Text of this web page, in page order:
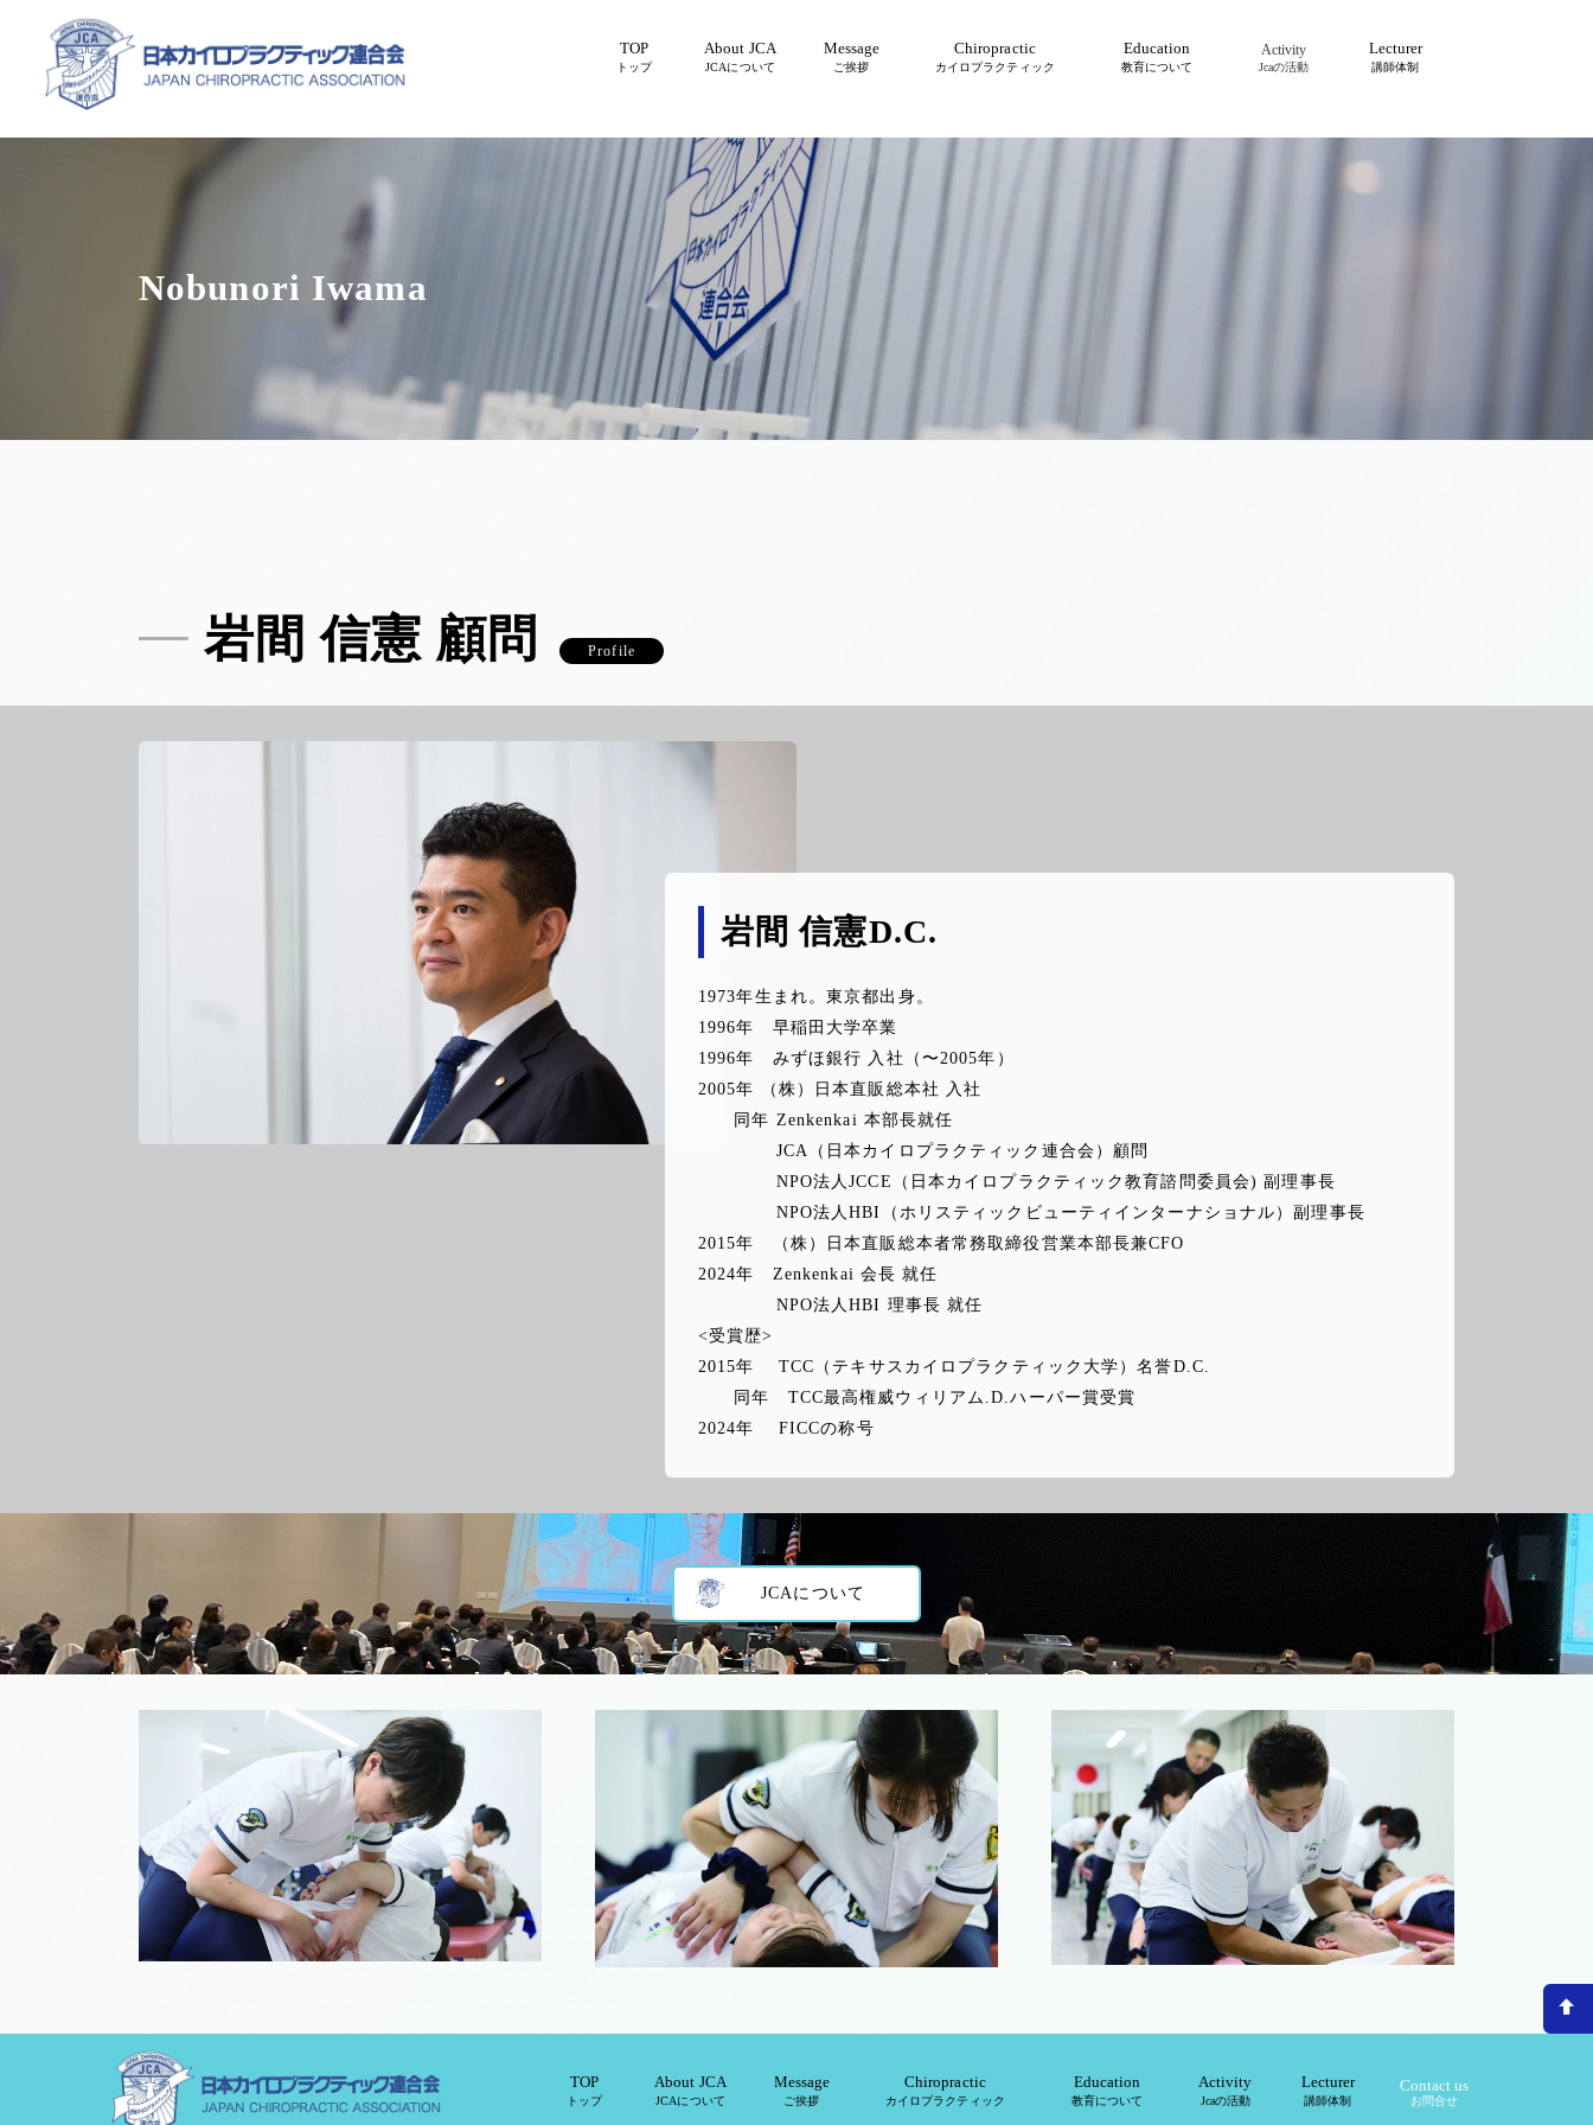
TOP
トップ
About JCA
JCAについて
Message
ご挨拶
Chiropractic
カイロプラクティック
Education
教育について
Activity
Jcaの活動
Lecturer
講師体制
Nobunori Iwama
岩間 信憲 顧問 Profile
岩間 信憲D.C.
1973年生まれ。東京都出身。
1996年 早稲田大学卒業
1996年 みずほ銀行 入社（〜2005年）
2005年 （株）日本直販総本社 入社
同年 Zenkenkai 本部長就任
JCA（日本カイロプラクティック連合会）顧問
NPO法人JCCE（日本カイロプラクティック教育諮問委員会) 副理事長
NPO法人HBI（ホリスティックビューティインターナショナル）副理事長
2015年 （株）日本直販総本者常務取締役営業本部長兼CFO
2024年 Zenkenkai 会長 就任
NPO法人HBI 理事長 就任
<受賞歴>
2015年 TCC（テキサスカイロプラクティック大学）名誉D.C.
同年 TCC最高権威ウィリアム.D.ハーパー賞受賞
2024年 FICCの称号
JCAについて
TOP
トップ
About JCA
JCAについて
Message
ご挨拶
Chiropractic
カイロプラクティック
Education
教育について
Activity
Jcaの活動
Lecturer
講師体制
Contact us
お問合せ